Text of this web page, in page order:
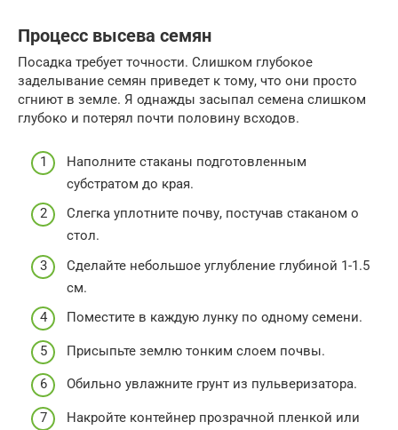
Процесс высева семян
Посадка требует точности. Слишком глубокое
заделывание семян приведет к тому, что они просто
сгниют в земле. Я однажды засыпал семена слишком
глубоко и потерял почти половину всходов.
Наполните стаканы подготовленным
субстратом до края.
Слегка уплотните почву, постучав стаканом о
стол.
Сделайте небольшое углубление глубиной 1-1.5
см.
Поместите в каждую лунку по одному семени.
Присыпьте землю тонким слоем почвы.
Обильно увлажните грунт из пульверизатора.
Накройте контейнер прозрачной пленкой или